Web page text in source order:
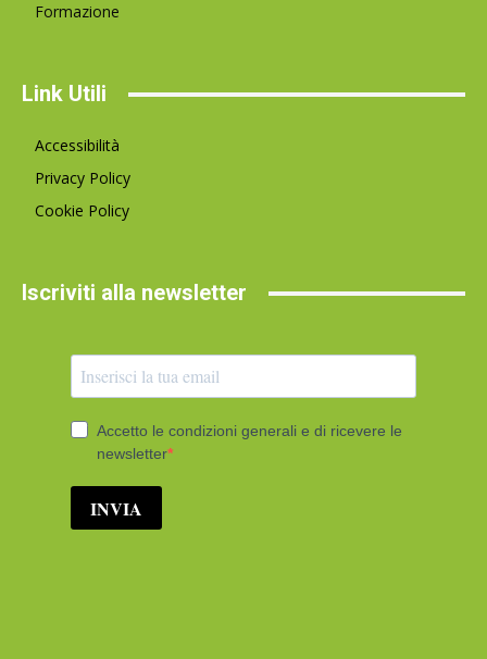
Formazione
Link Utili
Accessibilità
Privacy Policy
Cookie Policy
Iscriviti alla newsletter